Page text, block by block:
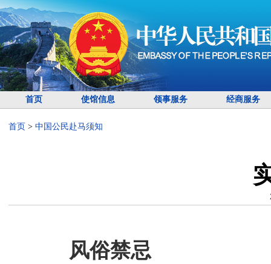
首页 使馆信息 领事服务 经商服务
首页 > 中国公民赴马须知
风俗禁忌